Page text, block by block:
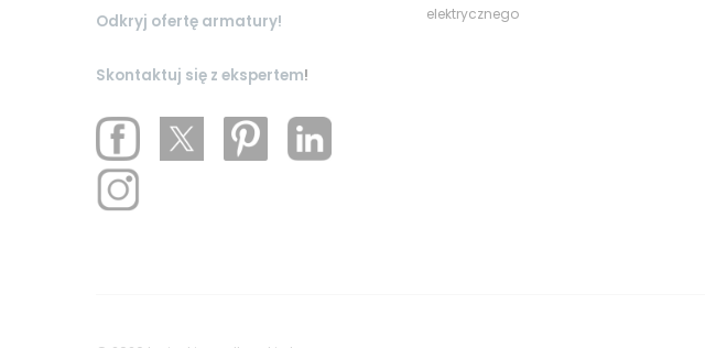
Odkryj ofertę armatury!
Skontaktuj się z ekspertem!
elektrycznego